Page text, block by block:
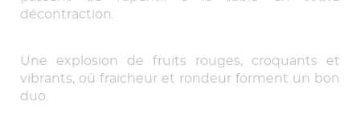
décontraction.
Une explosion de fruits rouges, croquants et
vibrants, où fraicheur et rondeur forment un bon
duo.